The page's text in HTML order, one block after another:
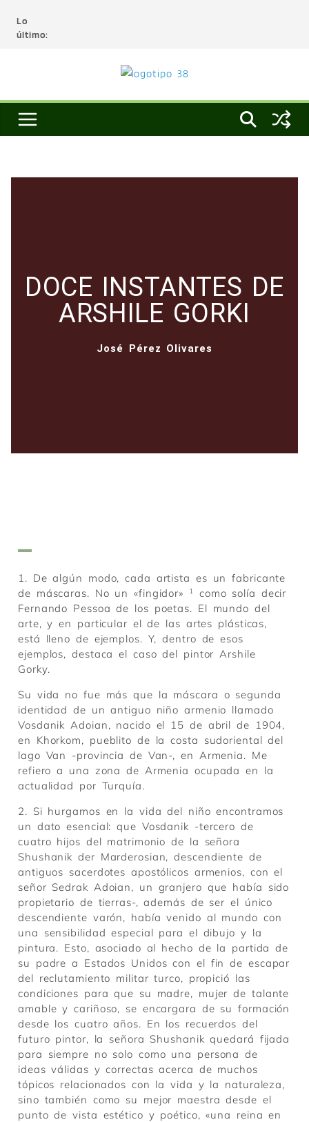
Lo
último:
DOCE INSTANTES DE
ARSHILE GORKI
José Pérez Olivares
1. De algún modo, cada artista es un fabricante
de máscaras. No un «fingidor»
1
como solía decir
Fernando Pessoa de los poetas. El mundo del
arte, y en particular el de las artes plásticas,
está lleno de ejemplos. Y, dentro de esos
ejemplos, destaca el caso del pintor Arshile
Gorky.
Su vida no fue más que la máscara o segunda
identidad de un antiguo niño armenio llamado
Vosdanik Adoian, nacido el 15 de abril de 1904,
en Khorkom, pueblito de la costa sudoriental del
lago Van -provincia de Van-, en Armenia. Me
refiero a una zona de Armenia ocupada en la
actualidad por Turquía.
2. Si hurgamos en la vida del niño encontramos
un dato esencial: que Vosdanik -tercero de
cuatro hijos del matrimonio de la señora
Shushanik der Marderosian, descendiente de
antiguos sacerdotes apostólicos armenios, con el
señor Sedrak Adoian, un granjero que había sido
propietario de tierras-, además de ser el único
descendiente varón, había venido al mundo con
una sensibilidad especial para el dibujo y la
pintura. Esto, asociado al hecho de la partida de
su padre a Estados Unidos con el fin de escapar
del reclutamiento militar turco, propició las
condiciones para que su madre, mujer de talante
amable y cariñoso, se encargara de su formación
desde los cuatro años. En los recuerdos del
futuro pintor, la señora Shushanik quedará fijada
para siempre no solo como una persona de
ideas válidas y correctas acerca de muchos
tópicos relacionados con la vida y la naturaleza,
sino también como su mejor maestra desde el
punto de vista estético y poético, «una reina en